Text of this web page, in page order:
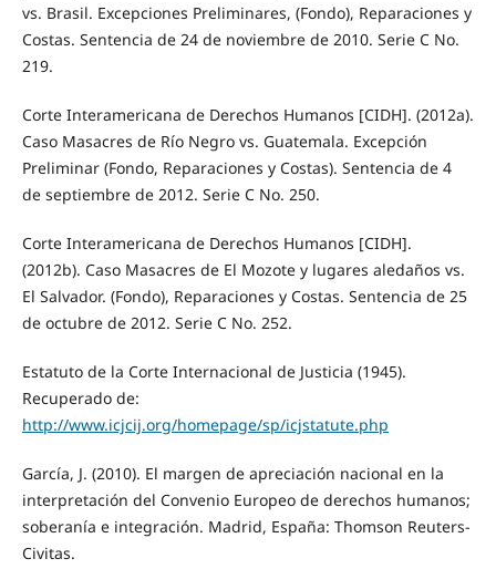
vs. Brasil. Excepciones Preliminares, (Fondo), Reparaciones y
Costas. Sentencia de 24 de noviembre de 2010. Serie C No.
219.
Corte Interamericana de Derechos Humanos [CIDH]. (2012a).
Caso Masacres de Río Negro vs. Guatemala. Excepción
Preliminar (Fondo, Reparaciones y Costas). Sentencia de 4
de septiembre de 2012. Serie C No. 250.
Corte Interamericana de Derechos Humanos [CIDH].
(2012b). Caso Masacres de El Mozote y lugares aledaños vs.
El Salvador. (Fondo), Reparaciones y Costas. Sentencia de 25
de octubre de 2012. Serie C No. 252.
Estatuto de la Corte Internacional de Justicia (1945).
Recuperado de:
http://www.icjcij.org/homepage/sp/icjstatute.php
García, J. (2010). El margen de apreciación nacional en la
interpretación del Convenio Europeo de derechos humanos;
soberanía e integración. Madrid, España: Thomson Reuters-
Civitas.